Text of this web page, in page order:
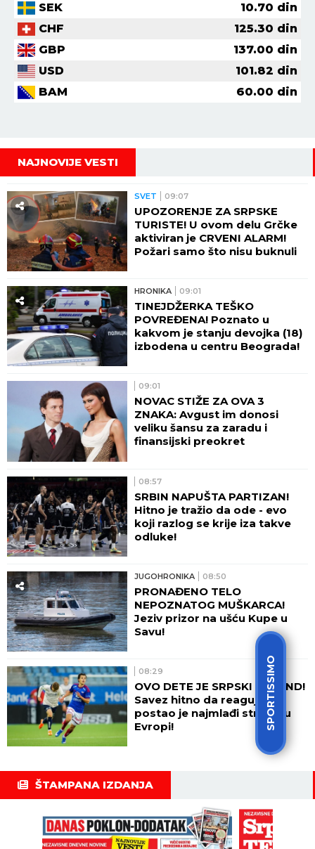
SPORTISSIMO
SEK
10.70 din
CHF
125.30 din
GBP
137.00 din
USD
101.82 din
BAM
60.00 din
NAJNOVIJE VESTI
SVET 09:07
UPOZORENJE ZA SRPSKE
TURISTE! U ovom delu Grčke
aktiviran je CRVENI ALARM!
Požari samo što nisu buknuli
HRONIKA 09:01
TINEJDŽERKA TEŠKO
POVREĐENA! Poznato u
kakvom je stanju devojka (18)
izbodena u centru Beograda!
09:01
NOVAC STIŽE ZA OVA 3
ZNAKA: Avgust im donosi
veliku šansu za zaradu i
finansijski preokret
08:57
SRBIN NAPUŠTA PARTIZAN!
Hitno je tražio da ode - evo
koji razlog se krije iza takve
odluke!
JUGOHRONIKA 08:50
PRONAĐENO TELO
NEPOZNATOG MUŠKARCA!
Jeziv prizor na ušću Kupe u
Savu!
08:29
OVO DETE JE SRPSKI HALAND!
Savez hitno da reaguje -
postao je najmlađi strelac u
Evropi!
ŠTAMPANA IZDANJA